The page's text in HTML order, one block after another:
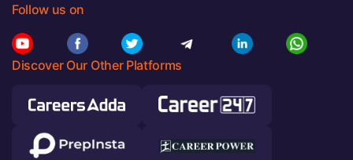
Follow us on
Discover Our Other Platforms